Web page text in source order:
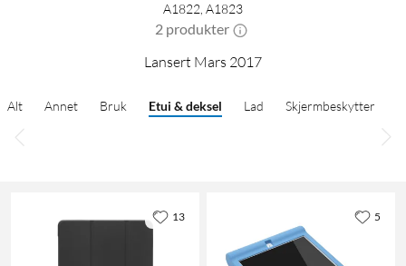
A1822, A1823
2 produkter
Lansert Mars 2017
Alt Annet Bruk Etui & deksel Lad Skjermbeskytter
13 5